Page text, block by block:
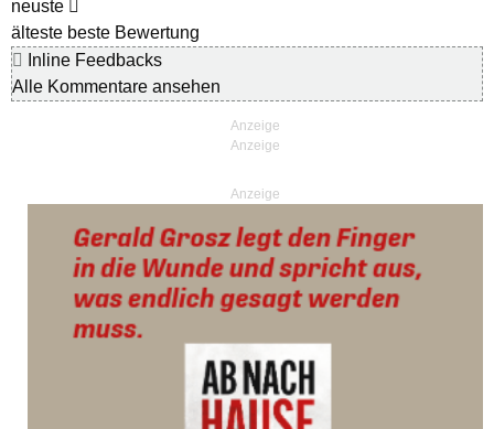
neuste
älteste beste Bewertung
Inline Feedbacks
Alle Kommentare ansehen
Anzeige